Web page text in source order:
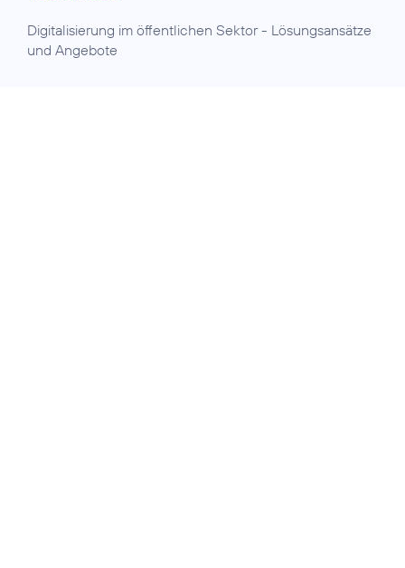
Digitalisierung im öffentlichen Sektor- Lösungsansätze
und Angebote